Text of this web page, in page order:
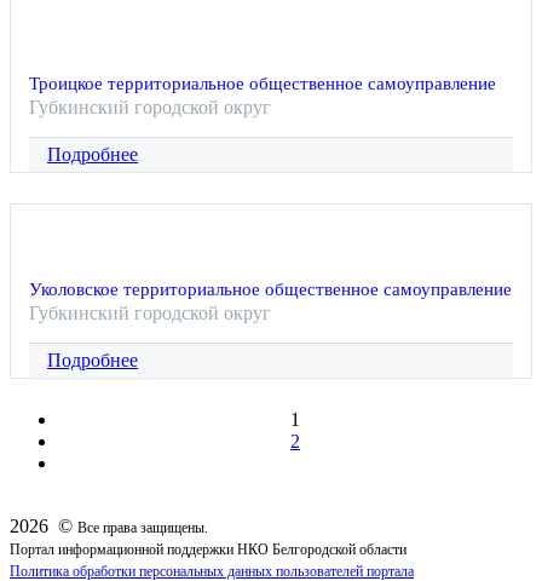
Троицкое территориальное общественное самоуправление
Губкинский городской округ
Подробнее
Уколовское территориальное общественное самоуправление
Губкинский городской округ
Подробнее
1
2
2026 © Все права защищены.
Портал информационной поддержки НКО Белгородской области
Политика обработки персональных данных пользователей портала